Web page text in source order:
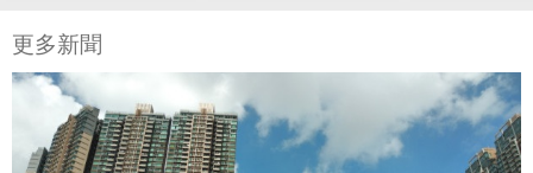
更多新聞